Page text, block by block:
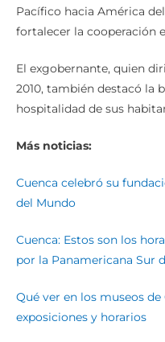
Pacífico hacia América
fortalecer la cooperación
El exgobernante, quien
2010, también destacó la
hospitalidad de sus
Más noticias:
Cuenca celebró su
del Mundo
Cuenca: Estos son los
por la Panamericana Sur
Qué ver en los museos
exposiciones y horarios